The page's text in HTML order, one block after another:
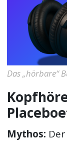
Das „hörbare“
Mythos: